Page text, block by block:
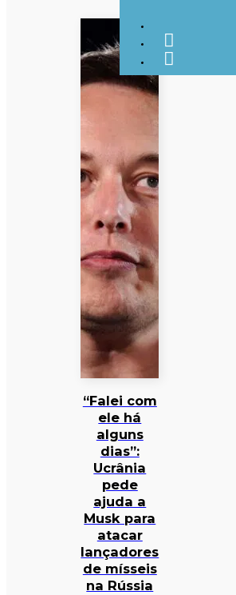
“Falei com
ele há
alguns
dias”:
Ucrânia
pede
ajuda a
Musk para
atacar
lançadores
de mísseis
na Rússia